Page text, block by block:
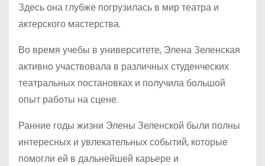
Здесь она глубже погрузилась в мир театра и
актерского мастерства.
Во время учебы в университете, Элена Зеленская
активно участвовала в различных студенческих
театральных постановках и получила большой
опыт работы на сцене.
Ранние годы жизни Элены Зеленской были полны
интересных и увлекательных событий, которые
помогли ей в дальнейшей карьере и